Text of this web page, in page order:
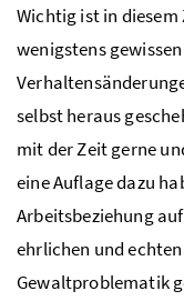
Wichtig ist in
wenigstens
selbst heraus
mit der Zeit gerne
eine Auflage dazu
Arbeitsbeziehung
ehrlichen und
Gewaltproblematik